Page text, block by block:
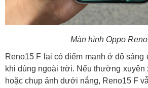
Màn hình Oppo
Reno15 F lại có điểm mạnh ở độ sáng
khi dùng ngoài trời. Nếu thường xuyên
hoặc chụp ảnh dưới nắng, Reno15 F